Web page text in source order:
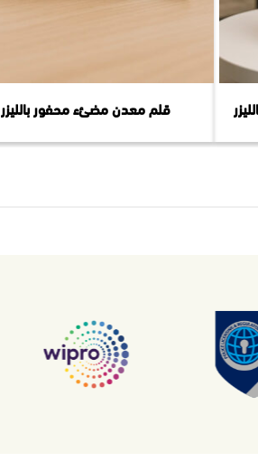
قلم معدن مضئء محفور بالليزر